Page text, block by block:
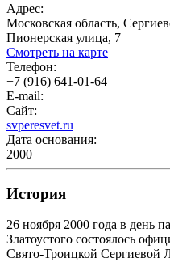
Адрес:
Московская область,
Пионерская улица, 7
Смотреть на карте
Телефон:
+7 (916) 641-01-64
E-mail:
Сайт:
svperesvet.ru
Дата основания:
2000
История
26 ноября 2000 года в день
Златоустого состоялось
Свято-Троицкой Сергиевой